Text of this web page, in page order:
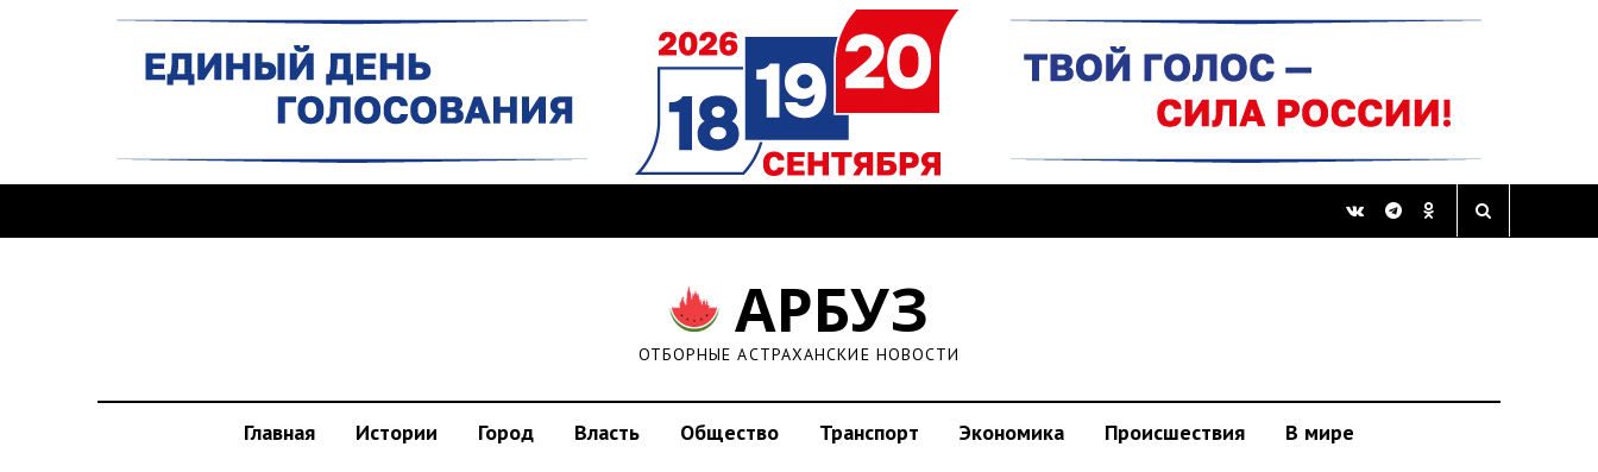
АРБУЗ
ОТБОРНЫЕ АСТРАХАНСКИЕ НОВОСТИ
Главная Истории Город Власть Общество Транспорт Экономика Происшествия В мире